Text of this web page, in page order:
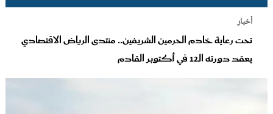
أخبار
تحت رعاية خادم الحرمين الشريفين.. منتدى الرياض الاقتصادي
يعقد دورته الـ12 في أكتوبر القادم